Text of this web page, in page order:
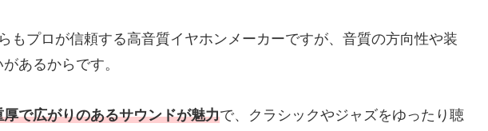
もプロが信頼する高音質イヤホンメーカーですが、音質の方向性や装
あるからです。
で広がりのあるサウンドが魅力で、クラシックやジャズをゆったり聴